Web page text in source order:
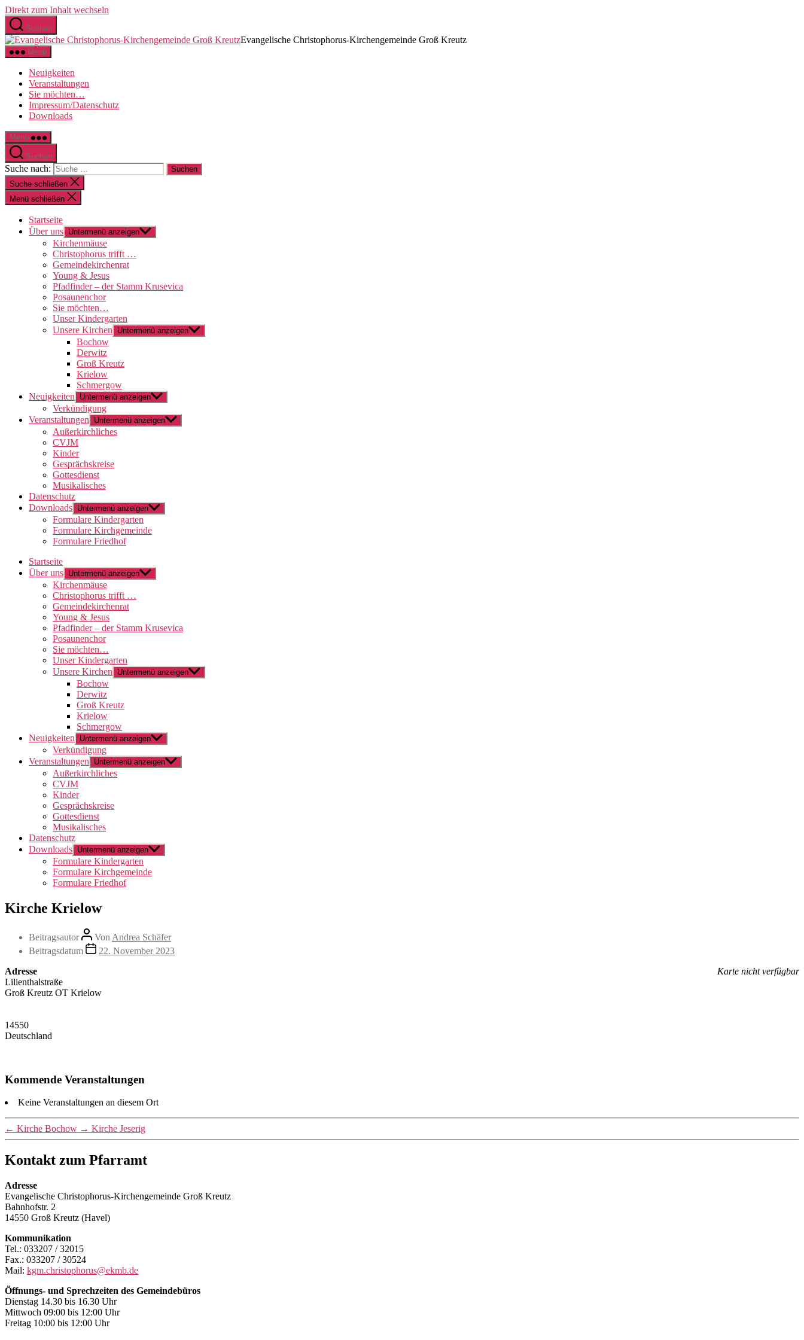
Direkt zum Inhalt wechseln
Suchen
Evangelische Christophorus-Kirchengemeinde Groß Kreutz
Menü
Neuigkeiten
Veranstaltungen
Sie möchten…
Impressum/Datenschutz
Downloads
Menü
Suchen
Suche nach:
Suche schließen
Menü schließen
Startseite
Über uns Untermenü anzeigen
Kirchenmäuse
Christophorus trifft …
Gemeindekirchenrat
Young & Jesus
Pfadfinder – der Stamm Krusevica
Posaunenchor
Sie möchten…
Unser Kindergarten
Unsere Kirchen
Untermenü anzeigen
Bochow
Derwitz
Groß Kreutz
Krielow
Schmergow
Neuigkeiten
Untermenü anzeigen
Verkündigung
Veranstaltungen
Untermenü anzeigen
Außerkirchliches
CVJM
Kinder
Gesprächskreise
Gottesdienst
Musikalisches
Datenschutz
Downloads Untermenü anzeigen
Formulare Kindergarten
Formulare Kirchgemeinde
Formulare Friedhof
Startseite
Über uns Untermenü anzeigen
Kirchenmäuse
Christophorus trifft …
Gemeindekirchenrat
Young & Jesus
Pfadfinder – der Stamm Krusevica
Posaunenchor
Sie möchten…
Unser Kindergarten
Unsere Kirchen
Untermenü anzeigen
Bochow
Derwitz
Groß Kreutz
Krielow
Schmergow
Neuigkeiten
Untermenü anzeigen
Verkündigung
Veranstaltungen
Untermenü anzeigen
Außerkirchliches
CVJM
Kinder
Gesprächskreise
Gottesdienst
Musikalisches
Datenschutz
Downloads Untermenü anzeigen
Formulare Kindergarten
Formulare Kirchgemeinde
Formulare Friedhof
Kirche Krielow
Beitragsautor Von Andrea Schäfer
Beitragsdatum
22. November 2023
Karte nicht verfügbar
Adresse
Lilienthalstraße
Groß Kreutz OT Krielow
14550
Deutschland
Kommende Veranstaltungen
Keine Veranstaltungen an diesem Ort
← Kirche Bochow → Kirche Jeserig
Kontakt zum Pfarramt
Adresse
Evangelische Christophorus-Kirchengemeinde Groß Kreutz
Bahnhofstr. 2
14550 Groß Kreutz (Havel)
Kommunikation
Tel.: 033207 / 32015
Fax.: 033207 / 30524
Mail: kgm.christophorus@ekmb.de
Öffnungs- und Sprechzeiten des Gemeindebüros
Dienstag 14.30 bis 16.30 Uhr
Mittwoch 09:00 bis 12:00 Uhr
Freitag 10:00 bis 12:00 Uhr